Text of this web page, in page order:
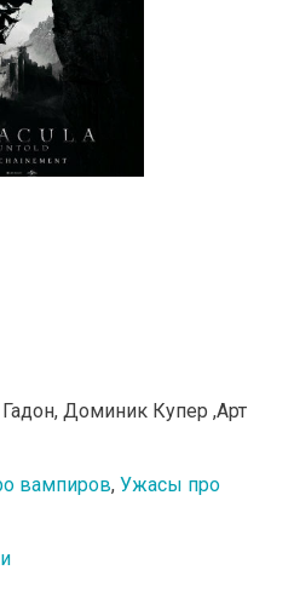
Доминик Купер ,Арт
вампиров, Ужасы про